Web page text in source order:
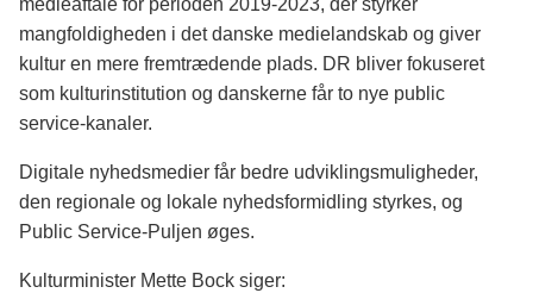
medieaftale for perioden 2019-2023, der styrker
mangfoldigheden i det danske medielandskab og giver
kultur en mere fremtrædende plads. DR bliver fokuseret
som kulturinstitution og danskerne får to nye public
service-kanaler.
Digitale nyhedsmedier får bedre udviklingsmuligheder,
den regionale og lokale nyhedsformidling styrkes, og
Public Service-Puljen øges.
Kulturminister Mette Bock siger: